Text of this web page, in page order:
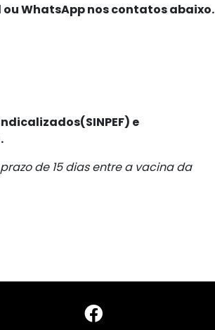
WhatsApp nos contatos abaixo.
e
de 15 dias entre a vacina da